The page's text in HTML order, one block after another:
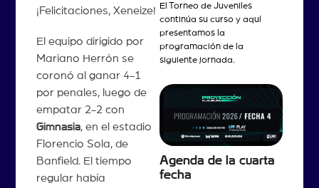
¡Felicitaciones, Xeneize!
El equipo dirigido por
Mariano Herrón se
coronó al ganar 4-1
por penales, luego de
empatar 2-2 con
Gimnasia, en el estadio
Florencio Sola, de
Banfield. El tiempo
regular había
El Torneo de Juveniles
continúa su curso y aquí
presentamos la
programación de la
siguiente jornada.
Agenda de la cuarta
fecha